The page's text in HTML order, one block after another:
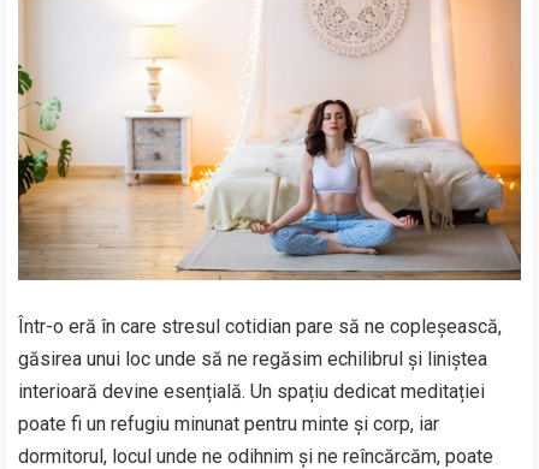
Într-o eră în care stresul cotidian pare să ne copleșească,
găsirea unui loc unde să ne regăsim echilibrul și liniștea
interioară devine esențială. Un spațiu dedicat meditației
poate fi un refugiu minunat pentru minte și corp, iar
dormitorul, locul unde ne odihnim și ne reîncărcăm, poate